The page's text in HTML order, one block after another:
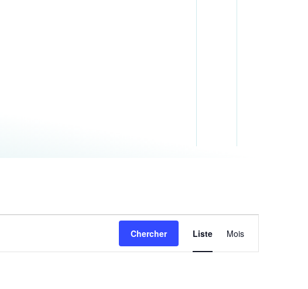
Chercher
de
Liste Mois